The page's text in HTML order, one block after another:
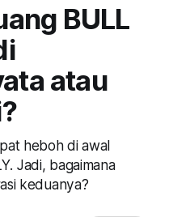
BULL
atau
heboh di awal
Jadi, bagaimana
keduanya?